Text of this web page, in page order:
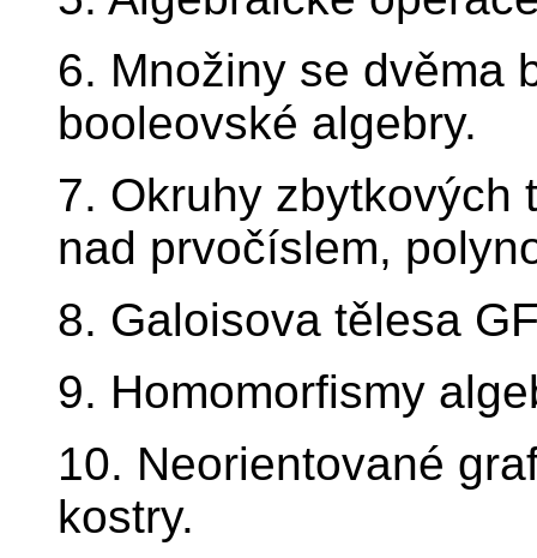
6. Množiny se dvěma
booleovské algebry.
7. Okruhy zbytkových
nad prvočíslem,
8. Galoisova tělesa
9. Homomorfismy
10. Neorientované
kostry.